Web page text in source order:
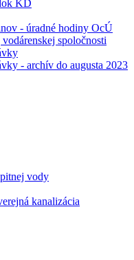
KD
- úradné hodiny OcÚ
spoločnosti
- archív do augusta 2023
vody
kanalizácia